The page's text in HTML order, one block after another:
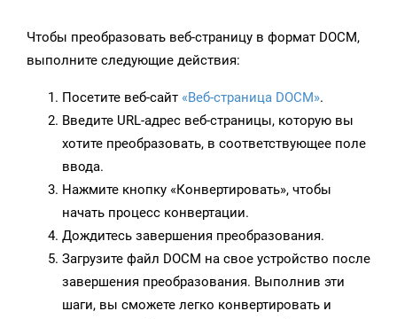
Чтобы преобразовать веб-страницу в формат DOCM,
выполните следующие действия:
Посетите веб-сайт «Веб-страница DOCM».
Введите URL-адрес веб-страницы, которую вы
хотите преобразовать, в соответствующее поле
ввода.
Нажмите кнопку «Конвертировать», чтобы
начать процесс конвертации.
Дождитесь завершения преобразования.
Загрузите файл DOCM на свое устройство после
завершения преобразования. Выполнив эти
шаги, вы сможете легко конвертировать и